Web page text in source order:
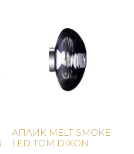
Купи
АПЛИК MELT SMOKE
LED TOM DIXON